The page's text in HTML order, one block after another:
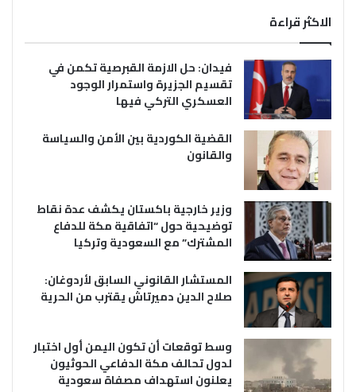
الاكثر قراءة
فيدان: حل الازمة القبرصية تكمن في
تقسيم الجزيرة واستمرار الوجود
العسكري التركي فيها
القضية الكوردية بين الأمن والسياسة
والقانون
وزير خارجية باكستان يكشف عدة نقاط
توضيحية حول “اتفاقية مكة للدفاع
المشترك” مع السعودية وتركيا
المستشار القانوني السابق لأردوغان:
صلاح الدين دميرتاش يقترب من الحرية
وسط توقعات أن تكون اليمن أول اختبار
لدول تحالف مكة الدفاعي الحوثيون
يعلنون استهداف مصفاة سعودية